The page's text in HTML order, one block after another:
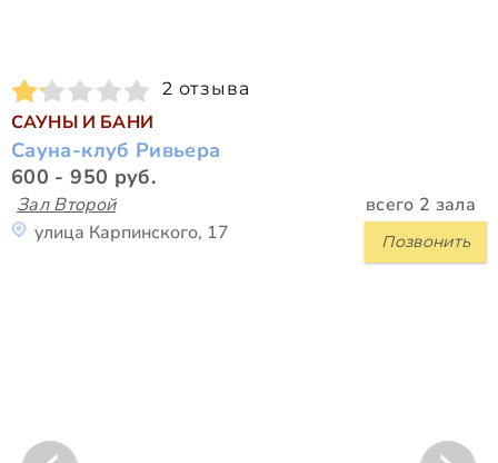
2 отзыва
САУНЫ И БАНИ
Сауна-клуб Ривьера
600 - 950 руб.
Зал Второй всего 2 зала
Позвонить
улица Карпинского, 17